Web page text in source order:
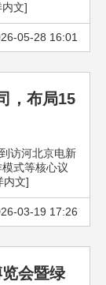
文]
05-28 16:01
，布局15
访河北京电新
式等核心议
内文]
03-19 17:26
会暨绿